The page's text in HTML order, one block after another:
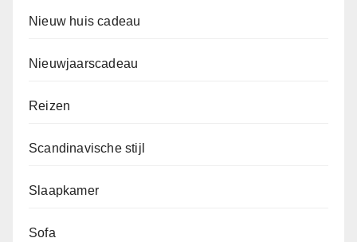
Nieuw huis cadeau
Nieuwjaarscadeau
Reizen
Scandinavische stijl
Slaapkamer
Sofa